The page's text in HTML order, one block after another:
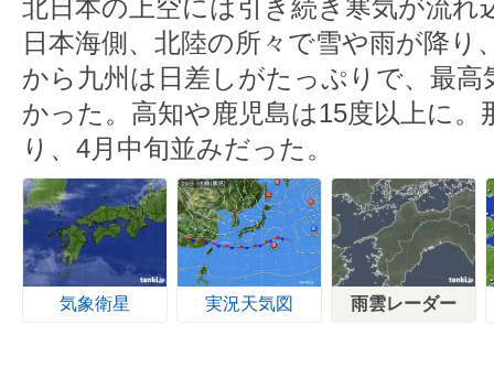
北日本の上空には引き続き寒気が流れ
日本海側、北陸の所々で雪や雨が降り
から九州は日差しがたっぷりで、最高
かった。高知や鹿児島は15度以上に。
り、4月中旬並みだった。
気象衛星 実況天気図 雨雲レーダー